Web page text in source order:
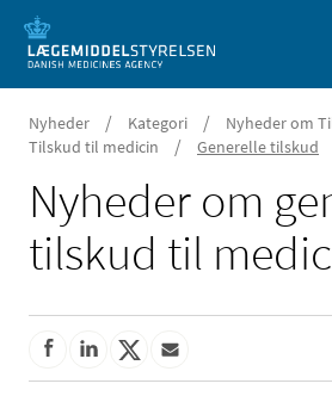
Nyheder / Kategori / Nyheder om
Tilskud til medicin / Generelle tilskud
Nyheder om
tilskud til